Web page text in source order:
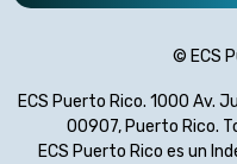
© ECS
ECS Puerto Rico. 1000 Av.
00907, Puerto Rico.
ECS Puerto Rico es un